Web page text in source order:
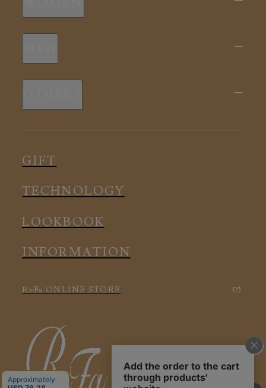
新商品
スリープウェア
ルームウェア
アクセサリー
新商品
ルームウェア
アクセサリー
GIFT
TECHNOLOGY
LOOKBOOK
INFORMATION
ReFa ONLINE STORE